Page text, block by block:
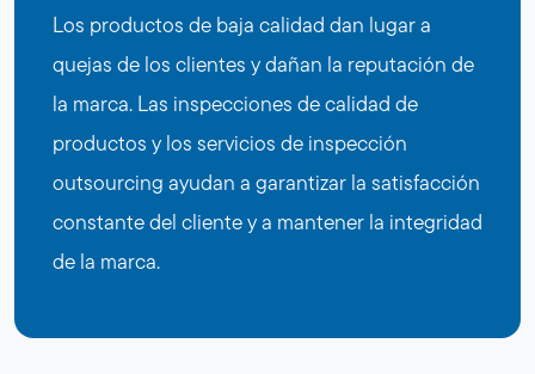
Los productos de baja calidad dan lugar a
quejas de los clientes y dañan la reputación de
la marca. Las inspecciones de calidad de
productos y los servicios de inspección
outsourcing ayudan a garantizar la satisfacción
constante del cliente y a mantener la integridad
de la marca.